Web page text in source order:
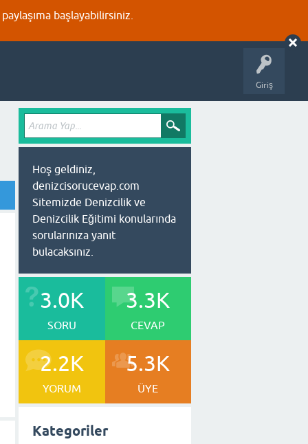
başlayabilirsiniz.
Giriş
Hoş geldiniz,
denizcisorucevap.com
Sitemizde Denizcilik ve
Denizcilik Eğitimi konularında
sorularınıza yanıt
bulacaksınız.
3.0K
SORU
3.3K
CEVAP
2.2K
YORUM
5.3K
ÜYE
Kategoriler